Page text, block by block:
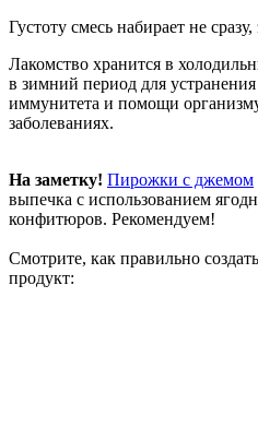
Густоту смесь набирает не
Лакомство хранится в
в зимний период для
иммунитета и помощи
заболеваниях.
На заметку! Пирожки с джемом
выпечка с использованием
конфитюров. Рекомендуем!
Смотрите, как правильно
продукт: